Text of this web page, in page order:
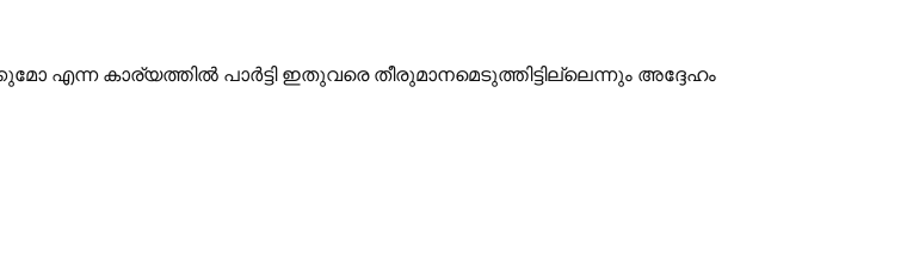
എന്ന കാര്യത്തിൽ പാർട്ടി ഇതുവരെ തീരുമാനമെടുത്തിട്ടില്ലെന്നും അദ്ദേഹം